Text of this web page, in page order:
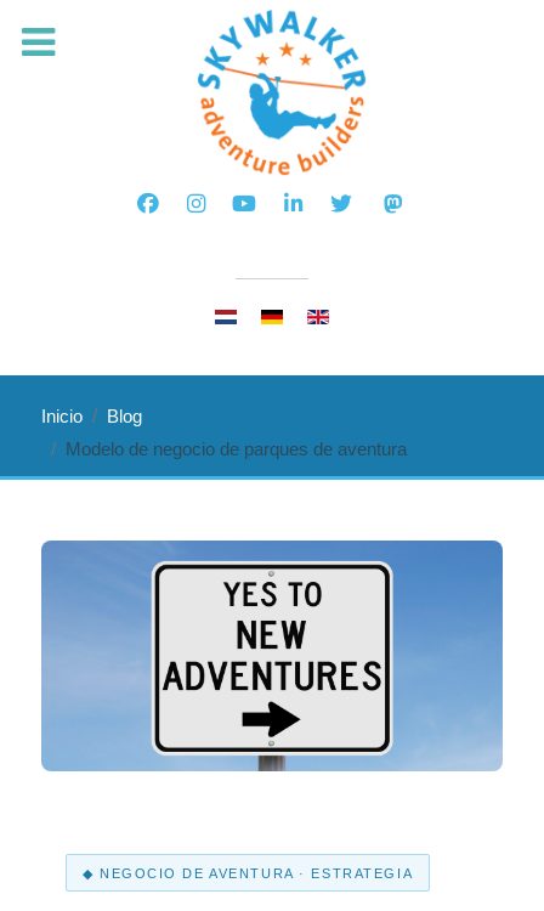
Inicio
Blog
Modelo de negocio de parques de aventura
◆ NEGOCIO DE AVENTURA · ESTRATEGIA